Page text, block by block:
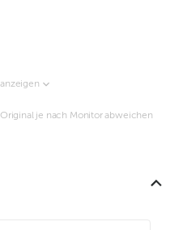
je nach Monitor abweichen